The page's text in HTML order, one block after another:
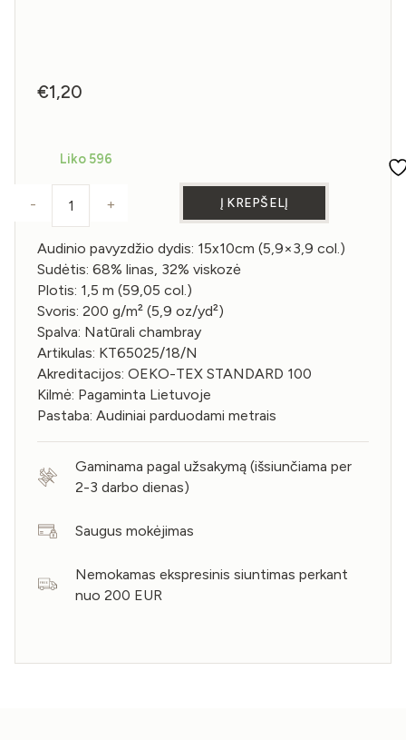
€1,20
Liko 596
produkto kiekis: Lino ir viskozės audinio mišinio
- + Į KREPŠELĮ
Audinio pavyzdžio dydis: 15x10cm (5,9×3,9 col.)
Sudėtis: 68% linas, 32% viskozė
Plotis: 1,5 m (59,05 col.)
Svoris: 200 g/m² (5,9 oz/yd²)
Spalva: Natūrali chambray
Artikulas: KT65025/18/N
Akreditacijos: OEKO-TEX STANDARD 100
Kilmė: Pagaminta Lietuvoje
Pastaba: Audiniai parduodami metrais
Gaminama pagal užsakymą (išsiunčiama per
2-3 darbo dienas)
Saugus mokėjimas
Nemokamas ekspresinis siuntimas perkant
nuo 200 EUR